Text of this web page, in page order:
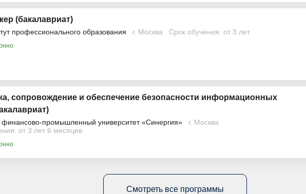
(бакалавриат)
профессионального образования г. Москва Срок обучения: от 3 лет
сопровождение и обеспечение безопасности информационных
финансово-промышленный университет «Синергия»
г. Москва
от 3 лет 6 месяцев
Смотреть все программы